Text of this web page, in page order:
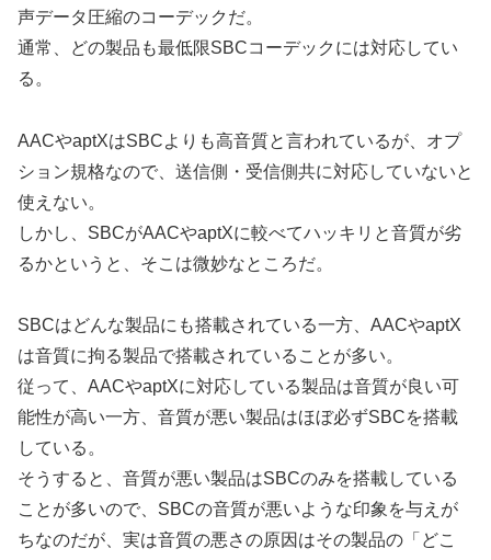
声データ圧縮のコーデックだ。
通常、どの製品も最低限SBCコーデックには対応してい
る。
AACやaptXはSBCよりも高音質と言われているが、オプ
ション規格なので、送信側・受信側共に対応していないと
使えない。
しかし、SBCがAACやaptXに較べてハッキリと音質が劣
るかというと、そこは微妙なところだ。
SBCはどんな製品にも搭載されている一方、AACやaptX
は音質に拘る製品で搭載されていることが多い。
従って、AACやaptXに対応している製品は音質が良い可
能性が高い一方、音質が悪い製品はほぼ必ずSBCを搭載
している。
そうすると、音質が悪い製品はSBCのみを搭載している
ことが多いので、SBCの音質が悪いような印象を与えが
ちなのだが、実は音質の悪さの原因はその製品の「どこ